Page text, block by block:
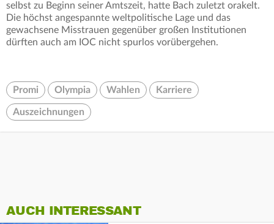
selbst zu Beginn seiner Amtszeit, hatte Bach zuletzt orakelt.
Die höchst angespannte weltpolitische Lage und das
gewachsene Misstrauen gegenüber großen Institutionen
dürften auch am IOC nicht spurlos vorübergehen.
Promi Olympia Wahlen Karriere
Auszeichnungen
AUCH INTERESSANT